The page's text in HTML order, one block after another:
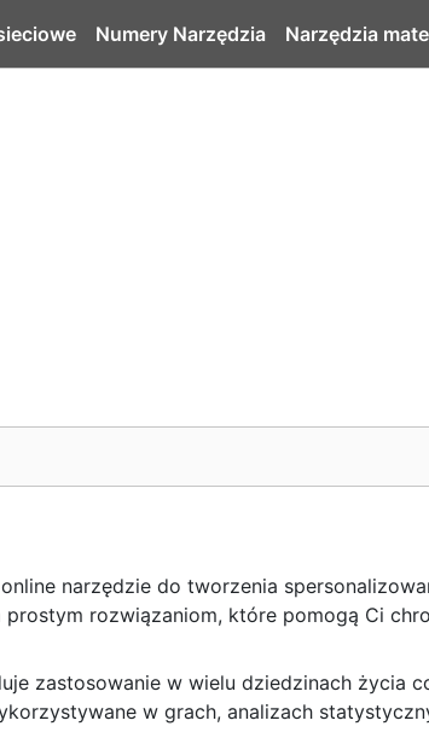
Numery Narzędzia Narzędzia
narzędzie do tworzenia
rozwiązaniom, które pomogą Ci
zastosowanie w wielu dziedzinach życia
w grach, analizach